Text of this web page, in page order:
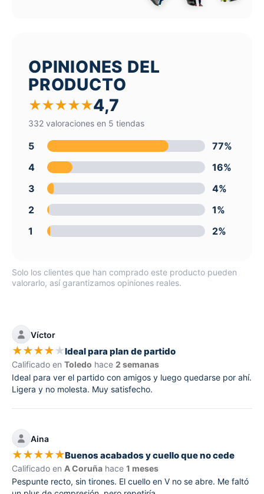
OPINIONES DEL
PRODUCTO
★★★★★4,7
332 valoraciones en 5 tiendas
5
77%
4
16%
3
4%
2
1%
1
2%
Solo los clientes que han comprado este producto pueden
valorarlo, así garantizamos opiniones reales.
Víctor
★★★★★Ideal para plan de partido
Calificado en Toledo hace 2 semanas
Ideal para ver el partido con amigos y luego quedarse por ahí.
Ligera y no molesta. Muy satisfecho.
Aina
★★★★★Buenos acabados y cuello que no cede
Calificado en A Coruña hace 1 meses
Pespunte recto, sin tirones. El cuello en V no se abre. Me faltó